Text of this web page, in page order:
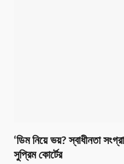
‘ডিম নিয়ে ভয়? স্বাধীনতা
সুপ্রিম কোর্টের